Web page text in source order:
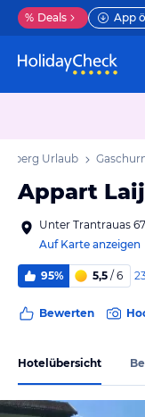
% Deals App
Urlaub
Appart
Unter Trantrauas
Auf Karte anzeigen
95% 5,5 / 6
Bewerten
Hotelübersicht